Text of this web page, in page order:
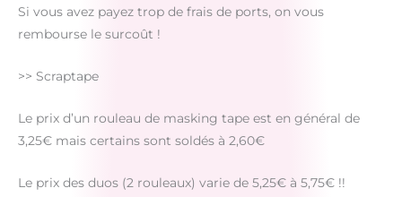
Si vous avez payez trop de frais de ports, on vous
rembourse le surcoût !
>> Scraptape
Le prix d’un rouleau de masking tape est en général de
3,25€ mais certains sont soldés à 2,60€
Le prix des duos (2 rouleaux) varie de 5,25€ à 5,75€ !!